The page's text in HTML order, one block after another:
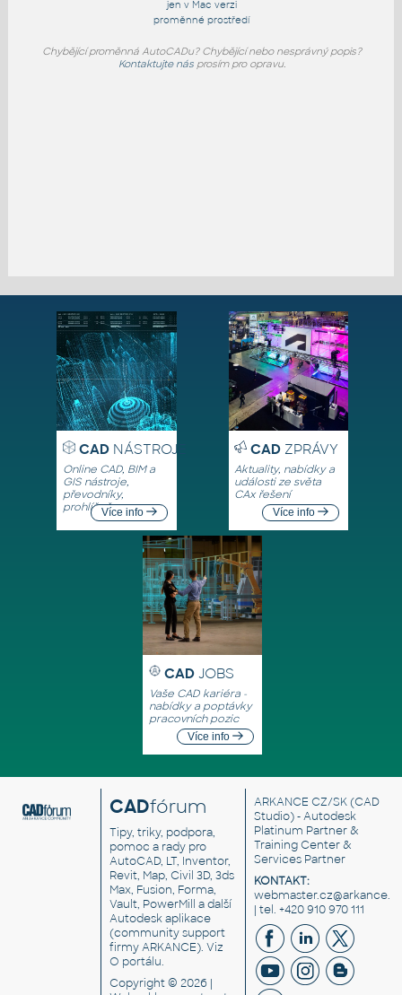
jen v Mac verzi
proměnné prostředí
Chybějící proměnná AutoCADu? Chybějící nebo nesprávný popis?
Kontaktujte násprosím pro opravu.
CADNÁSTROJE
Online CAD, BIM a
GIS nástroje,
převodníky,
prohlížečeVíce info
CADZPRÁVY
Aktuality, nabídky a
události ze světa
CAx řešení
Více info
CAD JOBS
Vaše CAD kariéra -
nabídky a poptávky
pracovních pozic
Více info
CADfórum
Tipy, triky, podpora,
pomoc a rady pro
AutoCAD, LT, Inventor,
Revit, Map, Civil 3D, 3ds
Max, Fusion, Forma,
Vault, PowerMill a další
Autodesk aplikace
(community support
firmy ARKANCE). Viz
O portálu.
Copyright © 2026 |
ARKANCE CZ/SK(CAD
Studio) - Autodesk
Platinum Partner &
Training Center &
Services Partner
KONTAKT:
| tel. +420 910 970 111